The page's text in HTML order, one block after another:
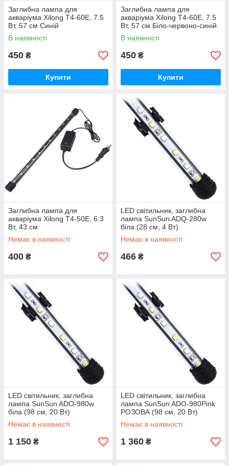
Заглибна лампа для
акваріума Xilong T4-60E, 7.5
Вт, 57 см Синій
В наявності
450 ₴
Купити
Заглибна лампа для
акваріума Xilong T4-60E, 7.5
Вт, 57 см Біло-червоно-синій
В наявності
450 ₴
Купити
Заглибна лампа для
акваріума Xilong T4-50E, 6.3
Вт, 43 см
Немає в наявності
400 ₴
LED світильник, заглибна
лампа SunSun ADQ-280w
біла (28 см, 4 Вт)
Немає в наявності
466 ₴
LED світильник, заглибна
лампа SunSun ADO-980w
біла (98 см, 20 Вт)
Немає в наявності
1 150 ₴
LED світильник, заглибна
лампа SunSun ADO-980Pink
РОЗОВА (98 см, 20 Вт)
Немає в наявності
1 360 ₴